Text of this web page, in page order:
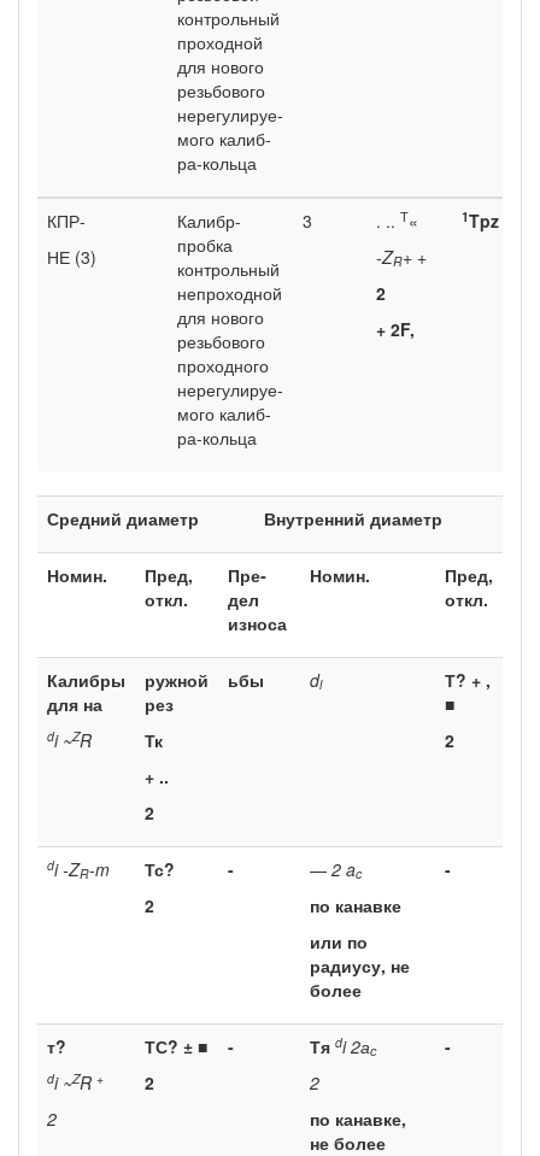
контрольный
проходной
для нового
резьбового
нерегулируе­
мого калиб­
ра-кольца
КПР-
НЕ (3)
Калибр-
проб­ка
контроль­ный
непро­ходной
для нового
резьбового
проходного
нерегулируе­
мого калиб­
ра-кольца
3 . .. Т«
-ZR+ +
2
+ 2F,
1Tpz
Средний диаметр Внутренний диаметр
Номин.
Пред,
откл.
Пре­
дел
износа
Номин.
Пред,
откл.
Калибры
для на
di ~ZR
ружной
рез
Тк
+ ..
2
ьбы dl
Т? + ,
■
2
di -ZR-m
Тс?
2
- — 2 ac
по канавке
или по
радиусу, не
более
-
т?
di ~ZR +
2
ТС? ± ■
2
- Тя di 2ас
2
по канавке,
не более
-